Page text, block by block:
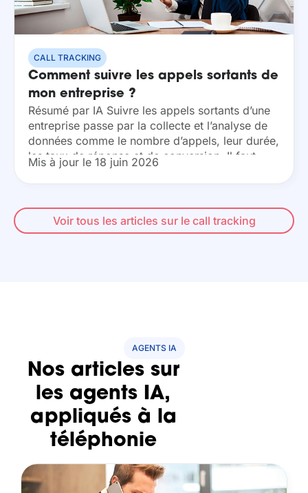
CALL TRACKING
Comment suivre les appels sortants de
mon entreprise ?
Résumé par IA Suivre les appels sortants d’une
entreprise passe par la collecte et l’analyse de
données comme le nombre d’appels, leur durée,
les taux de réponse et de conversion. Il faut
définir des indicateurs pertinents,...
Mis à jour le 18 juin 2026
Voir tous les articles sur le call tracking
AGENTS IA
Nos articles sur
les agents IA,
appliqués à la
téléphonie